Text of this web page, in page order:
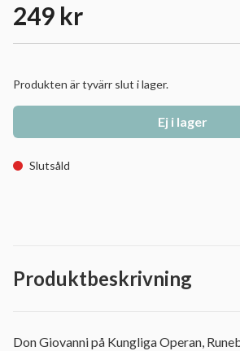
249 kr
Produkten är tyvärr slut i lager.
Ej i lager
Slutsåld
Produktbeskrivning
Don Giovanni på Kungliga Operan,